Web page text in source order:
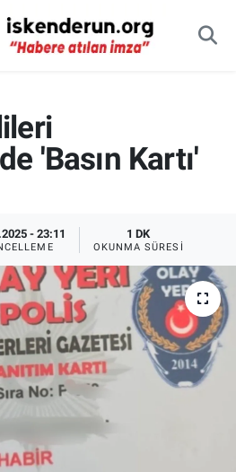
'Basın Kartı'
- 23:11 1 DK
OKUNMA SÜRESI